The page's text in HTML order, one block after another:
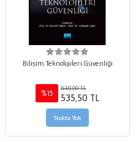
Bilişim Teknolojileri Güvenliği
%15
630,00 TL
535,50 TL
Stokta Yok